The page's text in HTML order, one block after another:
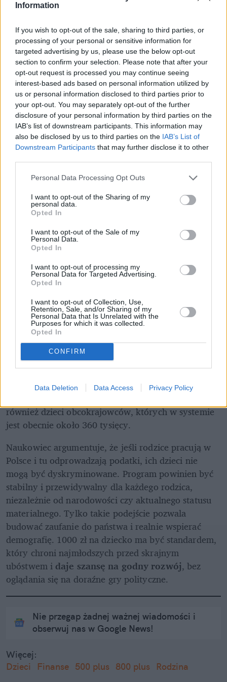
Information
If you wish to opt-out of the sale, sharing to third parties, or
processing of your personal or sensitive information for
targeted advertising by us, please use the below opt-out
section to confirm your selection. Please note that after your
opt-out request is processed you may continue seeing
interest-based ads based on personal information utilized by
us or personal information disclosed to third parties prior to
your opt-out. You may separately opt-out of the further
disclosure of your personal information by third parties on the
IAB’s list of downstream participants. This information may
also be disclosed by us to third parties on the IAB’s List of
Downstream Participants that may further disclose it to other
Personal Data Processing Opt Outs
I want to opt-out of the Sharing of my
personal data.
Opted In
I want to opt-out of the Sale of my
Personal Data.
Opted In
I want to opt-out of processing my
Personal Data for Targeted Advertising.
Opted In
I want to opt-out of Collection, Use,
Retention, Sale, and/or Sharing of my
Personal Data that Is Unrelated with the
Purposes for which it was collected.
Opted In
CONFIRM
Data Deletion Data Access Privacy Policy
Wszystkie dzieci równe, czyli stop
W debacie publicznej coraz częściej pojawiają się
głosy, byograniczyć świadczenie tylko do
najbiedniejszych rodzin lub wykluczyć z niego
określone grupy. Prof. Auleytner stanowczo się
temu sprzeciwia. Jego zdaniem podział rodzin na
lepsze i gorsze jest niedopuszczalny, a wszystkie
również dzieci obcokrajowców, których w systemie
jest obecnie około 360 tysięcy.
Naukowiec argumentuje, że jeśli rodzice pracują w
Polsce i tu odprowadzają podatki, ich dzieci nie
mogą być dyskryminowane. Program powinien być
stabilny i przewidywalny dla każdego rodzica,
niezależnie od narodowości czy aktualnego statusu
materialnego. Tylko takie podejście pozwala
budować zaufanie do państwa i realnie wspierać
demografię. 1000 zł na dziecko ma być standardem,
który chroni najmłodszych przed skrajnym
ubóstwem i daje szansę na godny rozwój, bez
oglądania się na doraźne gry polityczne.
Nie przegap żadnej ważnej wiadomości i
obserwuj nas w Google News!
Więcej:
Dzieci
Finanse 500 plus 800 plus Rodzina